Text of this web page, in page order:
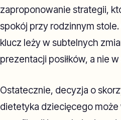
zaproponowanie strategii,
spokój przy rodzinnym
klucz leży w subtelnych
prezentacji posiłków, a nie
Ostatecznie, decyzja o
dietetyka dziecięcego może